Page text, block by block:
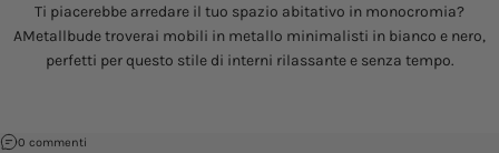
Ti piacerebbe arredare il tuo spazio abitativo in monocromia?
AMetallbudetroverai mobili in metallo minimalisti in bianco e nero,
perfetti per questo stile di interni rilassante e senza tempo.
0 commenti